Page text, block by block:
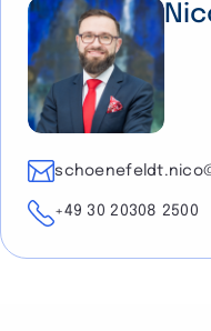
E-Mail
Telefon
+49 30 20308 2500